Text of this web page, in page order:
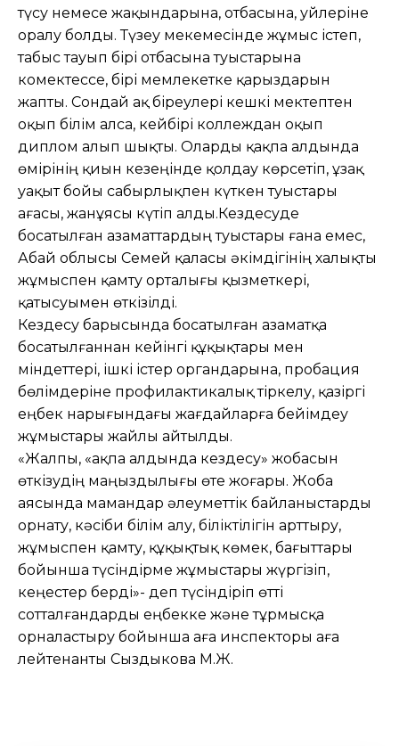
түсу немесе жақындарына, отбасына, уйлеріне
оралу болды. Түзеу мекемесінде жұмыс істеп,
табыс тауып бірі отбасына туыстарына
комектессе, бірі мемлекетке қарыздарын
жапты. Сондай ақ біреулері кешкі мектептен
оқып білім алса, кейбірі коллеждан оқып
диплом алып шықты. Оларды қақпа алдында
өмірінің қиын кезеңінде қолдау көрсетіп, ұзақ
уақыт бойы сабырлықпен күткен туыстары
ағасы, жанұясы күтіп алды.Кездесуде
босатылған азаматтардың туыстары ғана емес,
Абай облысы Семей қаласы әкімдігінің халықты
жұмыспен қамту орталығы қызметкері,
қатысуымен өткізілді.
Кездесу барысында босатылған азаматқа
босатылғаннан кейінгі құқықтары мен
міндеттері, ішкі істер органдарына, пробация
бөлімдеріне профилактикалық тіркелу, қазіргі
еңбек нарығындағы жағдайларға бейімдеу
жұмыстары жайлы айтылды.
«Жалпы, «Қақпа алдында кездесу» жобасын
өткізудің маңыздылығы өте жоғары. Жоба
аясында мамандар әлеуметтік байланыстарды
орнату, кәсіби білім алу, біліктілігін арттыру,
жұмыспен қамту, құқықтық көмек, бағыттары
бойынша түсіндірме жұмыстары жүргізіп,
кеңестер берді»- деп түсіндіріп өтті
сотталғандарды еңбекке және тұрмысқа
орналастыру бойынша аға инспекторы аға
лейтенанты Сыздыкова М.Ж.